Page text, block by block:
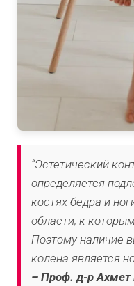
“Эстетический
определяется
костях бедра и
области, к
Поэтому наличие
колена является
– Проф. д-р